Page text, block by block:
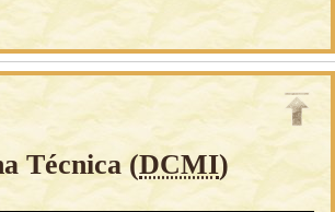
Técnica (DCMI)